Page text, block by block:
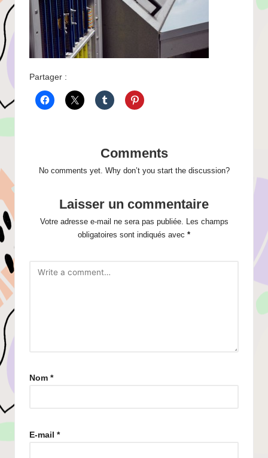
Partager :
Comments
No comments yet. Why don’t you start the discussion?
Laisser un commentaire
Votre adresse e-mail ne sera pas publiée.
Les champs
obligatoires sont indiqués avec *
Nom *
E-mail *